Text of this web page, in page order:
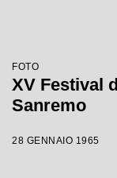
FOTO
XV Festival
Sanremo
28 GENNAIO 1965